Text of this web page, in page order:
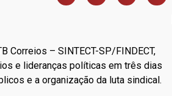
Correios – SINTECT-SP/FINDECT,
e lideranças políticas em três dias
e a organização da luta sindical.